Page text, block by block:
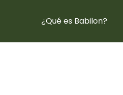
¿Qué es Babilon?